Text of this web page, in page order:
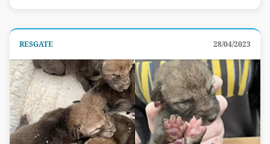
RESGATE 28/04/2023